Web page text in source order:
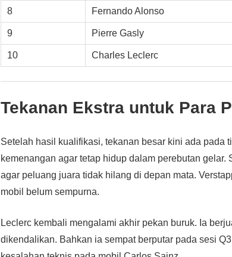
8 Fernando Alonso
9 Pierre Gasly
10 Charles Leclerc
Tekanan Ekstra untuk Para
Setelah hasil kualifikasi, tekanan besar kini ada pada
kemenangan agar tetap hidup dalam perebutan
agar peluang juara tidak hilang di depan mata.
mobil belum sempurna.
Leclerc kembali mengalami akhir pekan buruk. Ia
dikendalikan. Bahkan ia sempat berputar pada sesi